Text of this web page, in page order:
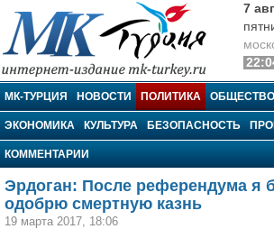
МК-Турция
7
МК-ТУРЦИЯ НОВОСТИ ПОЛИТИКА ОБЩЕСТВО
ЭКОНОМИКА КУЛЬТУРА БЕЗОПАСНОСТЬ
КОММЕНТАРИИ
Эрдоган: После референдума я
одобрю смертную казнь
19 марта 2017, 18:06